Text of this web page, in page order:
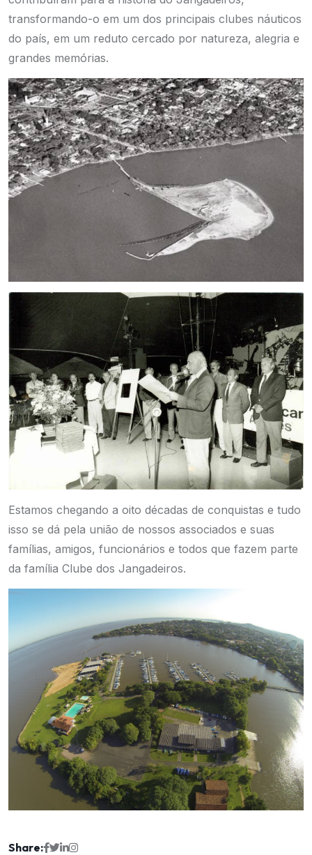
transformando-o em um dos principais clubes náuticos
do país, em um reduto cercado por natureza, alegria e
grandes memórias.
Estamos chegando a oito décadas de conquistas e tudo
isso se dá pela união de nossos associados e suas
famílias, amigos, funcionários e todos que fazem parte
da família Clube dos Jangadeiros.
Share: